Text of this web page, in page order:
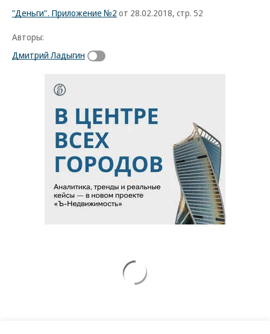
"Деньги". Приложение №2 от 28.02.2018, стр. 52
Авторы:
Дмитрий Ладыгин